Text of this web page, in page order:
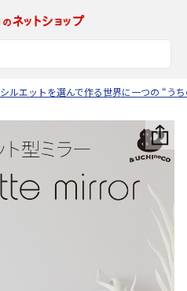
シルエットを選んで作る世界に一つの “う